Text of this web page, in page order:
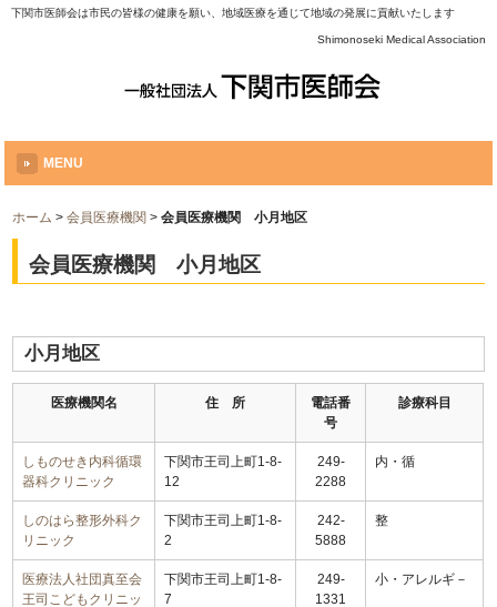
下関市医師会は市民の皆様の健康を願い、地域医療を通じて地域の発展に貢献いたします
Shimonoseki Medical Association
MENU
ホーム >会員医療機関 >会員医療機関 小月地区
会員医療機関 小月地区
小月地区
医療機関名 住 所
電話番
号
診療科目
しものせき内科循環
器科クリニック
下関市王司上町1-8-
12
249-
2288
内・循
しのはら整形外科ク
リニック
下関市王司上町1-8-
2
242-
5888
整
医療法人社団真至会
王司こどもクリニッ
下関市王司上町1-8-
7
249-
1331
小・アレルギ－